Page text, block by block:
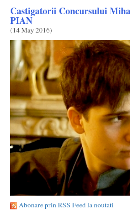
Castigatorii Concursului
PIAN
(14 May 2016)
Abonare prin RSS Feed la noutati